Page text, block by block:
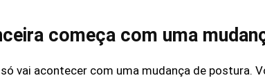
começa com uma
vai acontecer com uma mudança de postura.